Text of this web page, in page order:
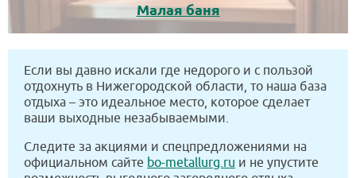
Малая баня
Если вы давно искали где недорого и с пользой
отдохнуть в Нижегородской области, то наша база
отдыха – это идеальное место, которое сделает
ваши выходные незабываемыми.
Следите за акциями и спецпредложениями на
официальном сайте bo-metallurg.ru и не упустите